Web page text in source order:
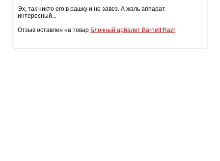
Эх, так никто его в рашку и не завез. А жаль аппарат
интересный...
Отзыв оставлен на товар Блочный арбалет Barnett Razr